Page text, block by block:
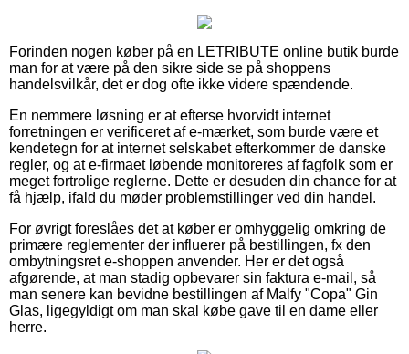
Forinden nogen køber på en LETRIBUTE online butik burde
man for at være på den sikre side se på shoppens
handelsvilkår, det er dog ofte ikke videre spændende.
En nemmere løsning er at efterse hvorvidt internet
forretningen er verificeret af e-mærket, som burde være et
kendetegn for at internet selskabet efterkommer de danske
regler, og at e-firmaet løbende monitoreres af fagfolk som er
meget fortrolige reglerne. Dette er desuden din chance for at
få hjælp, ifald du møder problemstillinger ved din handel.
For øvrigt foreslåes det at køber er omhyggelig omkring de
primære reglementer der influerer på bestillingen, fx den
ombytningsret e-shoppen anvender. Her er det også
afgørende, at man stadig opbevarer sin faktura e-mail, så
man senere kan bevidne bestillingen af Malfy "Copa" Gin
Glas, ligegyldigt om man skal købe gave til en dame eller
herre.